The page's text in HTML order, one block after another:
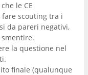
le CE
scouting tra i
da pareri negativi,
la questione nel
finale (qualunque